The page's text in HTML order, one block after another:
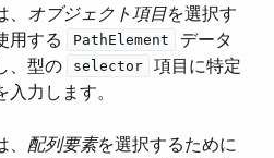
オブジェクト項目​を選択す
用する
PathElement
​ データ
、型の
selector
​ 項目に特定
力します。
配列要素​を選択するために